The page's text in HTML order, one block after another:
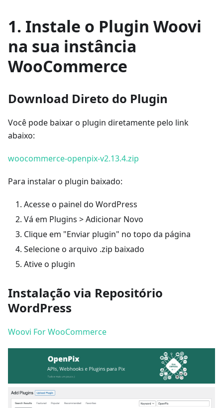
1. Instale o Plugin Woovi
na sua instância
WooCommerce
Download Direto do Plugin
Você pode baixar o plugin diretamente pelo link
abaixo:
woocommerce-openpix-v2.13.4.zip
Para instalar o plugin baixado:
Acesse o painel do WordPress
Vá em Plugins > Adicionar Novo
Clique em "Enviar plugin" no topo da página
Selecione o arquivo .zip baixado
Ative o plugin
Instalação via Repositório
WordPress
Woovi For WooCommerce